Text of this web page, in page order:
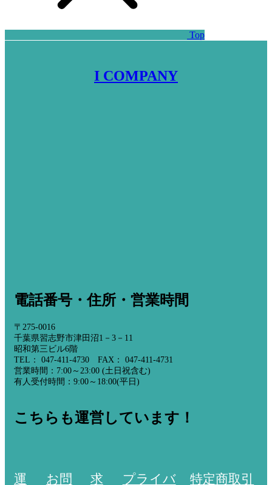
Top
I COMPANY
電話番号・住所・営業時間
〒275-0016
千葉県習志野市津田沼1－3－11
昭和第三ビル6階
TEL： 047-411-4730 FAX： 047-411-4731
営業時間：7:00～23:00 (土日祝含む)
有人受付時間：9:00～18:00(平日)
こちらも運営しています！
運 お問 求 プライバ 特定商取引